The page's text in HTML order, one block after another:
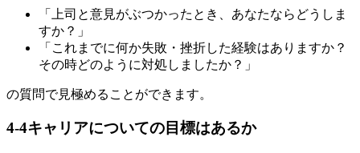
「上司と意見がぶつかったとき、あなたならどうしま
すか？」
「これまでに何か失敗・挫折した経験はありますか？
その時どのように対処しましたか？」
の質問で見極めることができます。
4-4キャリアについての目標はあるか